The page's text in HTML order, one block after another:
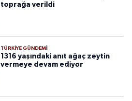
toprağa verildi
TÜRKIYE GÜNDEMI
1316 yaşındaki anıt ağaç zeytin
vermeye devam ediyor